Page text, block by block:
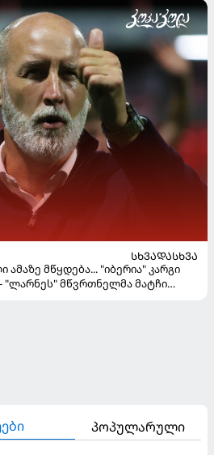
ᲡᲮᲕᲐᲓᲐᲡᲮᲕᲐ
მწყდება... "იბერია" კარგი
- "ლარნეს" მწვრთნელმა მატჩი
პოპულარული